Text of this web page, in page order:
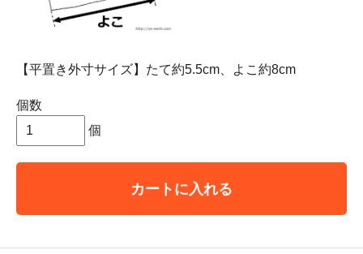
【平置き外寸サイズ】たて約5.5cm、よこ約8cm
個数
個
カートに入れる